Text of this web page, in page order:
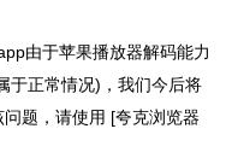
app由于苹果播放器解码能力
于正常情况)，我们今后将
题，请使用 [夸克浏览器